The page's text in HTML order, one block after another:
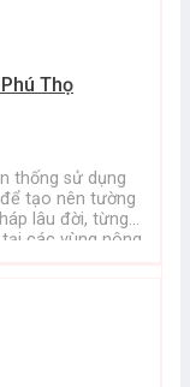
Thọ
thống sử dụng
tạo nên tường
lâu đời, từng
các vùng nông